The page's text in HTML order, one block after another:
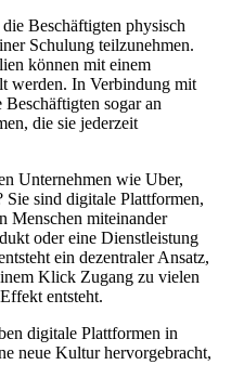
Beschäftigten physisch
Schulung teilzunehmen.
können mit einem
werden. In Verbindung mit
sogar an
die sie jederzeit
Unternehmen wie Uber,
sind digitale Plattformen,
Menschen miteinander
oder eine Dienstleistung
ein dezentraler Ansatz,
Klick Zugang zu vielen
entsteht.
digitale Plattformen in
neue Kultur hervorgebracht,